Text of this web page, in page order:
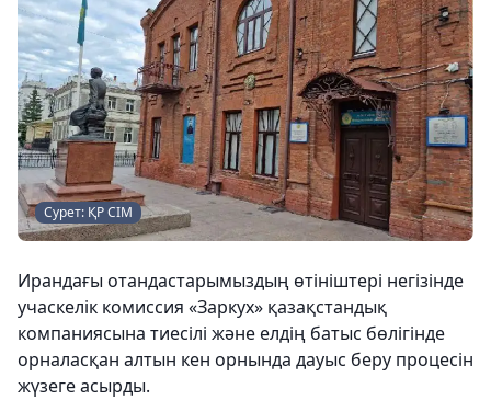
Сурет: ҚР СІМ
Ирандағы отандастарымыздың өтініштері негізінде
учаскелік комиссия «Заркух» қазақстандық
компаниясына тиесілі және елдің батыс бөлігінде
орналасқан алтын кен орнында дауыс беру процесін
жүзеге асырды.